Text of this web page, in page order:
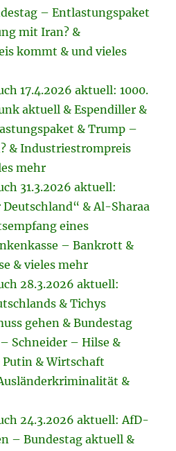
– Entlastungspaket
mit Iran? &
kommt & und vieles
17.4.2026 aktuell: 1000.
aktuell & Espendiller &
& Trump –
& Industriestrompreis
mehr
31.3.2026 aktuell:
Deutschland“ & Al-Sharaa
eines
– Bankrott &
& vieles mehr
28.3.2026 aktuell:
& Tichys
gehen & Bundestag
Schneider – Hilse &
Putin & Wirtschaft
&
24.3.2026 aktuell: AfD-
– Bundestag aktuell &